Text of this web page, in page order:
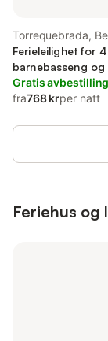
Torrequebrada,
Ferieleilighet for
barnebasseng
Gratis avbestilling
fra768 krper natt
Feriehus og